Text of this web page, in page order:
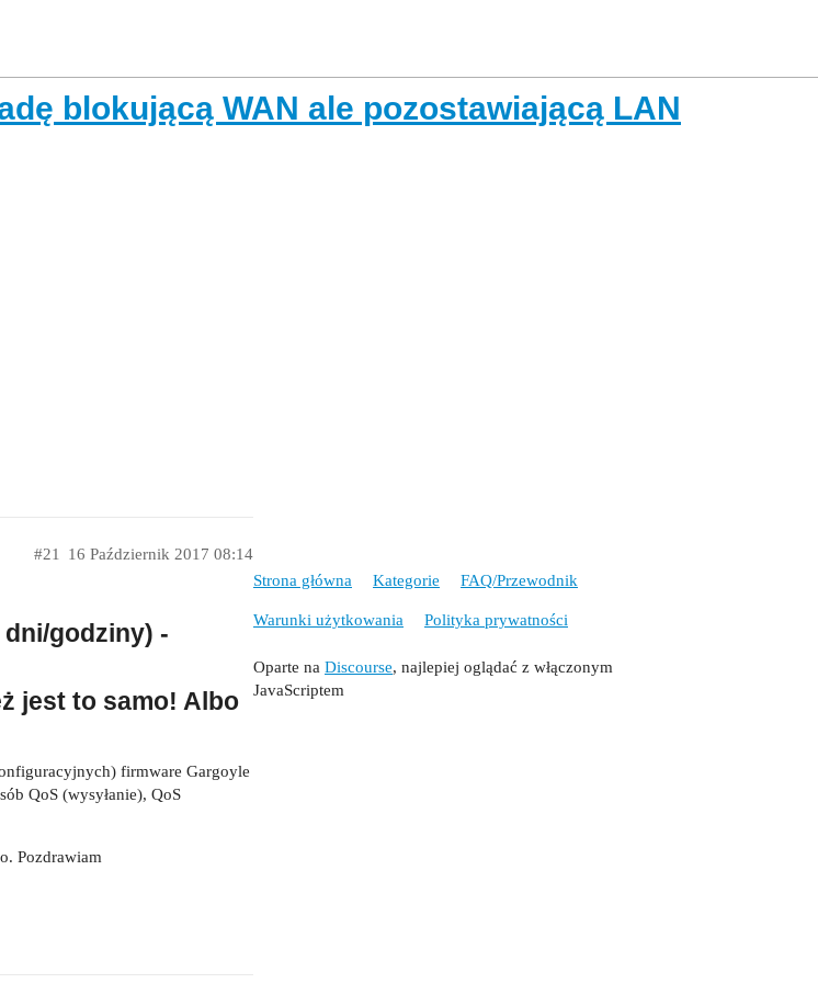
blokującą WAN ale pozostawiającą LAN
16 Październik 2017 08:14
#21
godziny) -
jest to samo! Albo
firmware Gargoyle
QoS (wysyłanie), QoS
Pozdrawiam
Strona główna Kategorie FAQ/Przewodnik
Warunki użytkowania Polityka prywatności
Oparte na Discourse, najlepiej oglądać z włączonym
JavaScriptem